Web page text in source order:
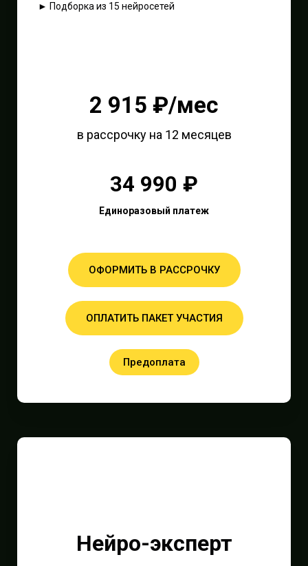
► Подборка из 15 нейросетей
2 915 ₽/мес
в рассрочку на 12 месяцев
34 990 ₽
Единоразовый платеж
ОФОРМИТЬ В РАССРОЧКУ
ОПЛАТИТЬ ПАКЕТ УЧАСТИЯ
Предоплата
Нейро-эксперт